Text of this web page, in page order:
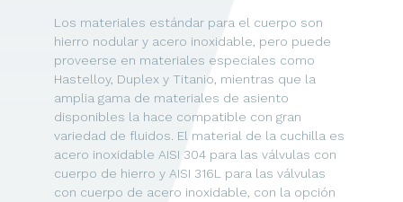
Los materiales estándar para el cuerpo son
hierro nodular y acero inoxidable, pero puede
proveerse en materiales especiales como
Hastelloy, Duplex y Titanio, mientras que la
amplia gama de materiales de asiento
disponibles la hace compatible con gran
variedad de fluidos. El material de la cuchilla es
acero inoxidable AISI 304 para las válvulas con
cuerpo de hierro y AISI 316L para las válvulas
con cuerpo de acero inoxidable, con la opción